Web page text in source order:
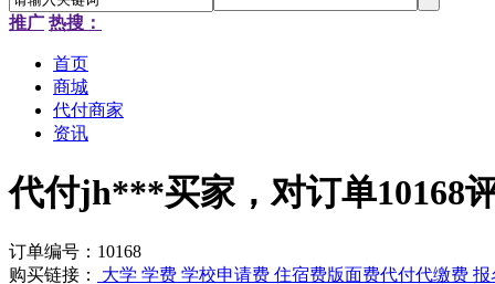
推广 热搜：
首页
商城
代付商家
资讯
代付jh***买家，对订单10168
订单编号：10168
购买链接：
大学 学费 学校申请费 住宿费版面费代付代缴费